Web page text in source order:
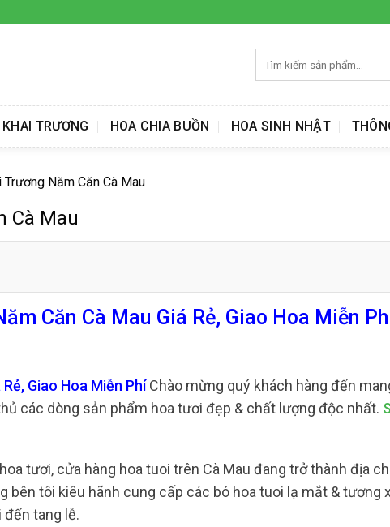
kiếm:
TRƯƠNG HOA CHIA BUỒN HOA SINH NHẬT
Năm Căn Cà Mau
Cà Mau
Căn Cà Mau Giá Rẻ, Giao Hoa Miễn
Giao Hoa Miễn PhíChào mừng quý khách hàng đến
các dòng sản phẩm hoa tươi đẹp & chất lượng độc nhất.
tươi, cửa hàng hoa tuoi trên Cà Mau đang trở thành địa
bên tôi kiêu hãnh cung cấp các bó hoa tuoi lạ mắt & tương
đến tang lễ.